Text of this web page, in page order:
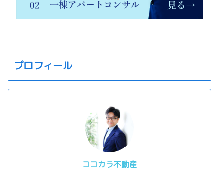
プロフィール
ココカラ不動産